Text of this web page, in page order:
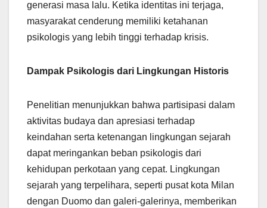
generasi masa lalu. Ketika identitas ini terjaga,
masyarakat cenderung memiliki ketahanan
psikologis yang lebih tinggi terhadap krisis.
Dampak Psikologis dari Lingkungan Historis
Penelitian menunjukkan bahwa partisipasi dalam
aktivitas budaya dan apresiasi terhadap
keindahan serta ketenangan lingkungan sejarah
dapat meringankan beban psikologis dari
kehidupan perkotaan yang cepat. Lingkungan
sejarah yang terpelihara, seperti pusat kota Milan
dengan Duomo dan galeri-galerinya, memberikan